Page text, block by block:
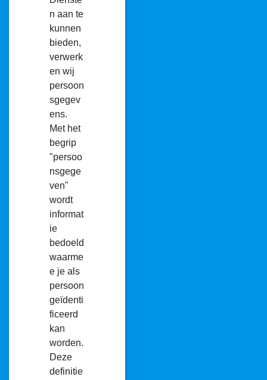
n aan te
kunnen
bieden,
verwerk
en wij
persoon
sgegev
ens.
Met het
begrip
"persoo
nsgege
ven"
wordt
informat
ie
bedoeld
waarme
e je als
persoon
geïdenti
ficeerd
kan
worden.
Deze
definitie